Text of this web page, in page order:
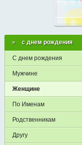
с днем рождения
С днем рождения
Мужчине
Женщине
По Именам
Родственникам
Другу